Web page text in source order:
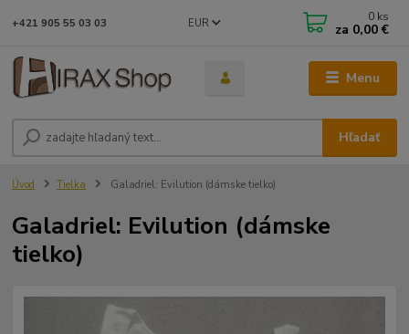
Menu
EUR
Hľadať
+421 905 55 03 03 0 ks
za 0,00 €
Úvod Tielka Galadriel: Evilution (dámske tielko)
Galadriel: Evilution (dámske
tielko)